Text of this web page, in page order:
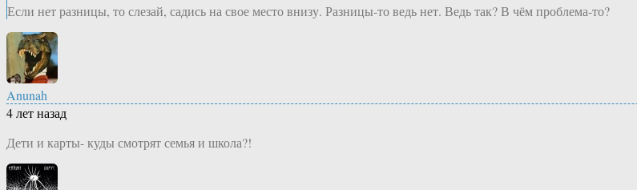
Если нет разницы, то слезай, садись на свое место внизу. Разницы-то ведь нет. Ведь так? В чём проблема-то?
Anunah
4 лет назад
Дети и карты- куды смотрят семья и школа?!